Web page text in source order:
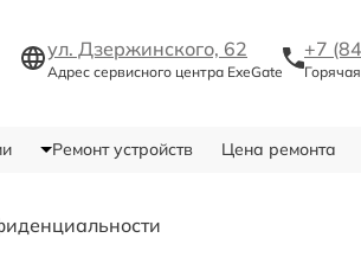
ул. Дзержинского, 62
Адрес сервисного центра ExeGate
+7
Ремонт устройств Цена ремонта